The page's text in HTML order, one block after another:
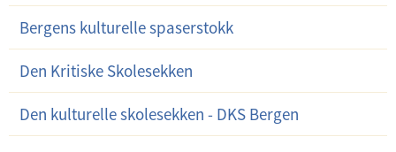
Bergens kulturelle spaserstokk
Den Kritiske Skolesekken
Den kulturelle skolesekken - DKS Bergen